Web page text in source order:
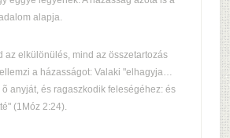
alapja.
az elkülönülés, mind az összetartozás
a házasságot: Valaki "elhagyja…
õ anyját, és ragaszkodik feleségéhez: és
(1Móz 2:24).